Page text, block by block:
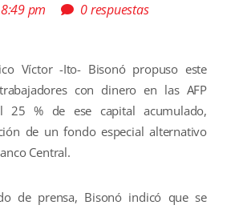
pm
0 respuestas
Víctor -Ito- Bisonó propuso este
con dinero en las AFP
25 % de ese capital acumulado,
de un fondo especial alternativo
Central.
de prensa, Bisonó indicó que se